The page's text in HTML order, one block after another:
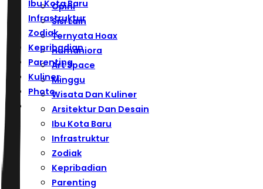
Ibu Kota Baru
Infrastruktur
Zodiak
Kepribadian
Parenting
Kuliner
Photo
Opini
Sisi Lain
Ternyata Hoax
Humaniora
Art Space
Minggu
Wisata Dan Kuliner
Arsitektur Dan Desain
Ibu Kota Baru
Infrastruktur
Zodiak
Kepribadian
Parenting